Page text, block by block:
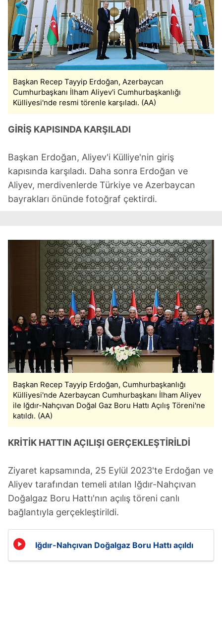
Başkan Recep Tayyip Erdoğan, Azerbaycan
Cumhurbaşkanı İlham Aliyev'i Cumhurbaşkanlığı
Külliyesi'nde resmi törenle karşıladı. (AA)
GİRİŞ KAPISINDA KARŞILADI
Başkan Erdoğan, Aliyev'i Külliye'nin giriş
kapısında karşıladı. Daha sonra Erdoğan ve
Aliyev, merdivenlerde Türkiye ve Azerbaycan
bayrakları önünde fotoğraf çektirdi.
Başkan Recep Tayyip Erdoğan, Cumhurbaşkanlığı
Külliyesi'nde Azerbaycan Cumhurbaşkanı İlham Aliyev
ile Iğdır-Nahçıvan Doğal Gaz Boru Hattı Açılış Töreni'ne
katıldı. (AA)
KRİTİK HATTIN AÇILIŞI GERÇEKLEŞTİRİLDİ
Ziyaret kapsamında, 25 Eylül 2023'te Erdoğan ve
Aliyev tarafından temeli atılan Iğdır-Nahçıvan
Doğalgaz Boru Hattı'nın açılış töreni canlı
bağlantıyla gerçekleştirildi.
Iğdır-Nahçıvan Doğalgaz Boru Hattı açıldı